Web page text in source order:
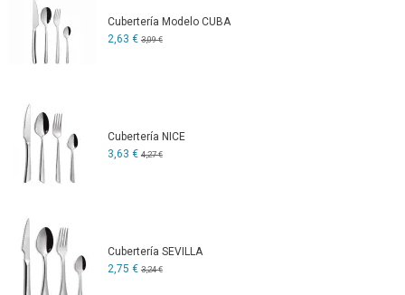
Cubertería Modelo CUBA
2,63 € 3,09 €
Cubertería NICE
3,63 € 4,27 €
Cubertería SEVILLA
2,75 € 3,24 €